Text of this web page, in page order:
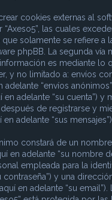
cookies externas al
“Axeso5”, las cuales
solamente se refiere a
phpBB. La segunda vía
es mediante lo
y no limitado a: envíos
adelante “envíos
en adelante “su cuenta”) y
de registrarse y
adelante “sus mensajes”).
constará de un
en adelante “su nombre
empleada para la
contraseña”) y una
en adelante “su email”).